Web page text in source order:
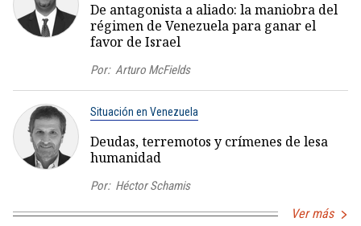
De antagonista a aliado: la maniobra del
régimen de Venezuela para ganar el
favor de Israel
Por: Arturo McFields
Situación en Venezuela
Deudas, terremotos y crímenes de lesa
humanidad
Por: Héctor Schamis
Ver más